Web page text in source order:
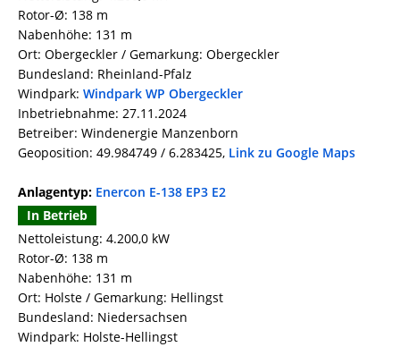
Rotor-Ø: 138 m
Nabenhöhe: 131 m
Ort: Obergeckler / Gemarkung: Obergeckler
Bundesland: Rheinland-Pfalz
Windpark: Windpark WP Obergeckler
Inbetriebnahme: 27.11.2024
Betreiber: Windenergie Manzenborn
Geoposition: 49.984749 / 6.283425, Link zu Google Maps
Anlagentyp: Enercon E-138 EP3 E2
In Betrieb
Nettoleistung: 4.200,0 kW
Rotor-Ø: 138 m
Nabenhöhe: 131 m
Ort: Holste / Gemarkung: Hellingst
Bundesland: Niedersachsen
Windpark: Holste-Hellingst